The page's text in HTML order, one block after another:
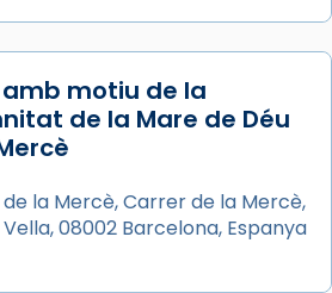
amb motiu de la
de la Mare de Déu
la Mercè, Carrer de la Mercè,
Vella, 08002 Barcelona, Espanya